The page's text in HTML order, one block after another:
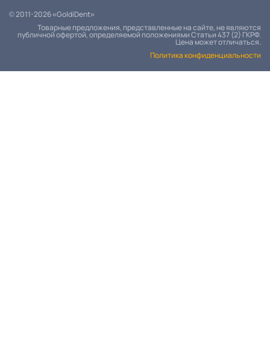
© 2011-2026 «GoldiDent»
Товарные предложения, представленные на сайте, не являются
публичной офертой, определяемой положениями Статьи 437 (2) ГКРФ.
Цена может отличаться.
Политика конфиденциальности